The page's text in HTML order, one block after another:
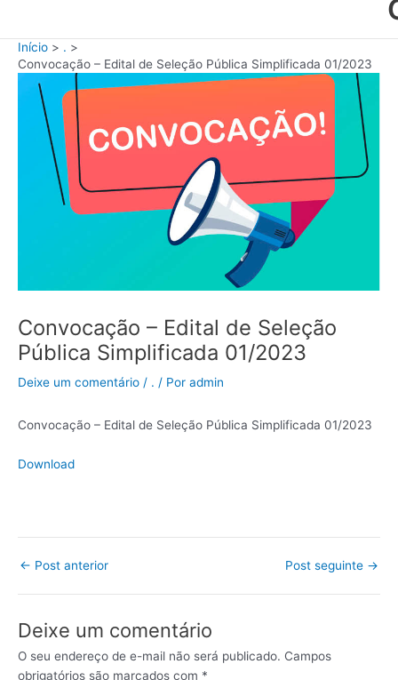
Início
.
Convocação – Edital de Seleção Pública Simplificada 01/2023
Convocação – Edital de Seleção
Pública Simplificada 01/2023
Deixe um comentário / . / Por admin
Convocação – Edital de Seleção Pública Simplificada 01/2023
Download
← Post anterior Post seguinte →
Deixe um comentário
O seu endereço de e-mail não será publicado. Campos
obrigatórios são marcados com *